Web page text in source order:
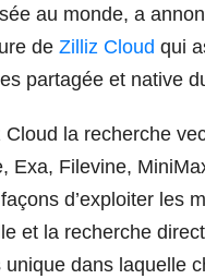
au monde, a
de Zilliz Cloud qui
partagée et native
la recherche
Exa, Filevine,
d’exploiter les
et la recherche
dans laquelle